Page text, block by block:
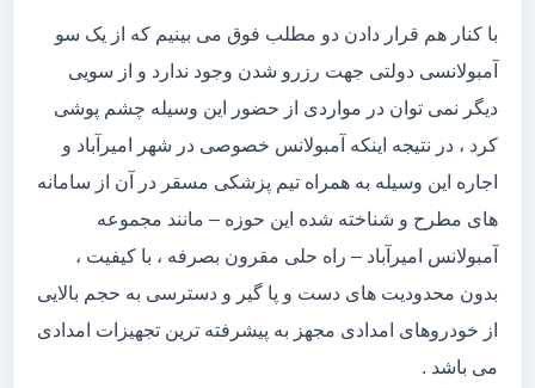
با کنار هم قرار دادن دو مطلب فوق می بینیم که از یک سو
آمبولانسی دولتی جهت رزرو شدن وجود ندارد و از سویی
دیگر نمی توان در مواردی از حضور این وسیله چشم پوشی
کرد ، در نتیجه اینکه آمبولانس خصوصی در شهر امیرآباد و
اجاره این وسیله به همراه تیم پزشکی مسقر در آن از سامانه
های مطرح و شناخته شده این حوزه – مانند مجموعه
آمبولانس امیرآباد – راه حلی مقرون بصرفه ، با کیفیت ،
بدون محدودیت های دست و پا گیر و دسترسی به حجم بالایی
از خودروهای امدادی مجهز به پیشرفته ترین تجهیزات امدادی
می باشد .